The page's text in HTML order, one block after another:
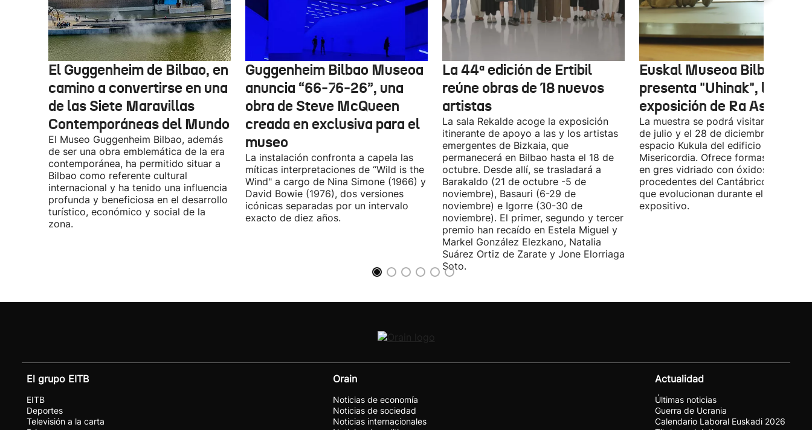
El Guggenheim de Bilbao, en
camino a convertirse en una
de las Siete Maravillas
Contemporáneas del Mundo
El Museo Guggenheim Bilbao, además
de ser una obra emblemática de la era
contemporánea, ha permitido situar a
Bilbao como referente cultural
internacional y ha tenido una influencia
profunda y beneficiosa en el desarrollo
turístico, económico y social de la
zona.
Guggenheim Bilbao Museoa
anuncia “66-76-26”, una
obra de Steve McQueen
creada en exclusiva para el
museo
La instalación confronta a capela las
míticas interpretaciones de “Wild is the
Wind" a cargo de Nina Simone (1966) y
David Bowie (1976), dos versiones
icónicas separadas por un intervalo
exacto de diez años.
La 44ª edición de Ertibil
reúne obras de 18 nuevos
artistas
La sala Rekalde acoge la exposición
itinerante de apoyo a las y los artistas
emergentes de Bizkaia, que
permanecerá en Bilbao hasta el 18 de
octubre. Desde allí, se trasladará a
Barakaldo (21 de octubre -5 de
noviembre), Basauri (6-29 de
noviembre) e Igorre (30-30 de
noviembre). El primer, segundo y tercer
premio han recaído en Estela Miguel y
Markel González Elezkano, Natalia
Suárez Ortiz de Zarate y Jone Elorriaga
Soto.
Euskal Museoa Bilbao
presenta "Uhinak", la
exposición de Ra Asensi
La muestra se podrá visitar entre el 8
de julio y el 28 de diciembre en el
espacio Kukula del edificio
Misericordia. Ofrece formas
en gres vidriado con óxidos y algas
procedentes del Cantábrico,
que evolucionan durante el periodo
expositivo.
El grupo EITB
EITB
Deportes
Televisión a la carta
Orain
Noticias de economía
Noticias de sociedad
Noticias internacionales
Actualidad
Últimas noticias
Guerra de Ucrania
Calendario Laboral Euskadi 2026